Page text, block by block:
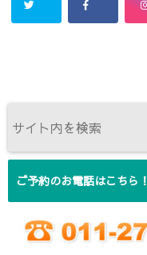
ご予約のお電話はこちら！